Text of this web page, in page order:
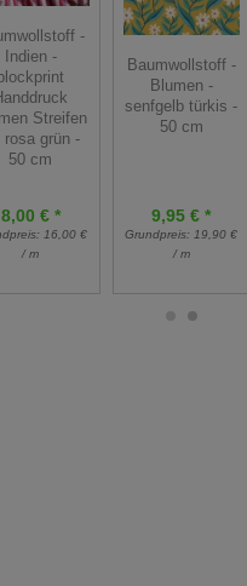
-
Indien -
blockprint
Streifen
rosa grün -
50 cm
8,00 € *
16,00 €
/ m
Baumwollstoff -
Blumen -
senfgelb türkis -
50 cm
9,95 € *
Grundpreis:19,90 €
/ m